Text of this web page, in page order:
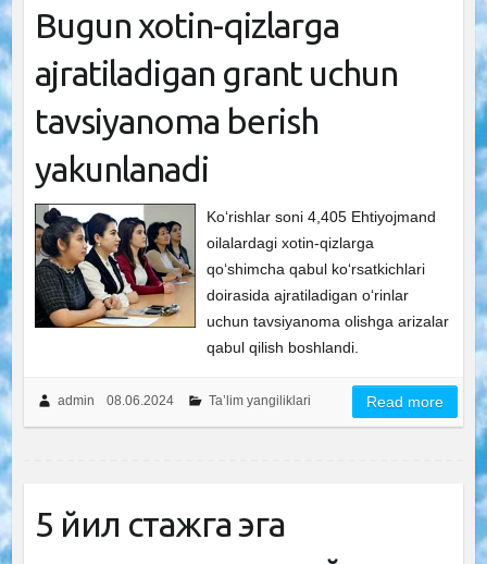
Bugun xotin-qizlarga
ajratiladigan grant uchun
tavsiyanoma berish
yakunlanadi
Ko‘rishlar soni 4,405 Ehtiyojmand
oilalardagi xotin-qizlarga
qo‘shimcha qabul ko‘rsatkichlari
doirasida ajratiladigan o‘rinlar
uchun tavsiyanoma olishga arizalar
qabul qilish boshlandi.
admin 08.06.2024 Ta’lim yangiliklari Read more
5 йил стажга эга